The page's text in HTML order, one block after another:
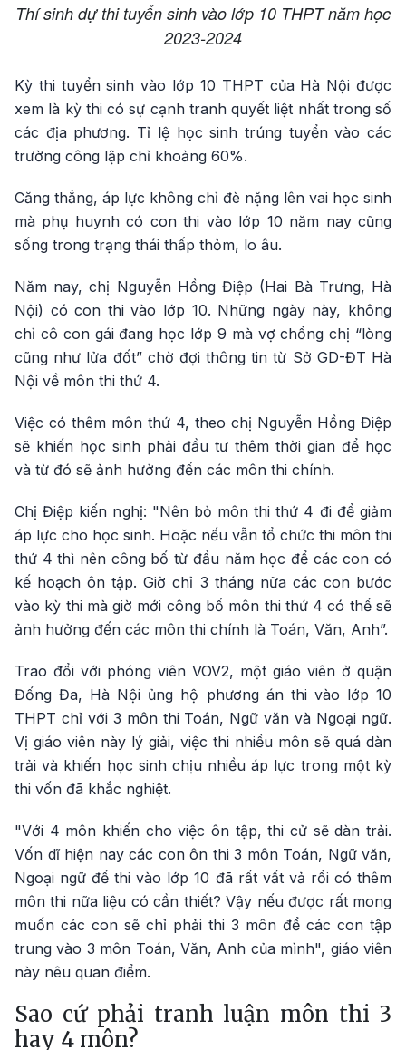
Thí sinh dự thi tuyển sinh vào lớp 10 THPT năm học
2023-2024
Kỳ thi tuyển sinh vào lớp 10 THPT của Hà Nội được
xem là kỳ thi có sự cạnh tranh quyết liệt nhất trong số
các địa phương. Tỉ lệ học sinh trúng tuyển vào các
trường công lập chỉ khoảng 60%.
Căng thẳng, áp lực không chỉ đè nặng lên vai học sinh
mà phụ huynh có con thi vào lớp 10 năm nay cũng
sống trong trạng thái thấp thỏm, lo âu.
Năm nay, chị Nguyễn Hồng Điệp (Hai Bà Trưng, Hà
Nội) có con thi vào lớp 10. Những ngày này, không
chỉ cô con gái đang học lớp 9 mà vợ chồng chị “lòng
cũng như lửa đốt” chờ đợi thông tin từ Sở GD-ĐT Hà
Nội về môn thi thứ 4.
Việc có thêm môn thứ 4, theo chị Nguyễn Hồng Điệp
sẽ khiến học sinh phải đầu tư thêm thời gian để học
và từ đó sẽ ảnh hưởng đến các môn thi chính.
Chị Điệp kiến nghị: "Nên bỏ môn thi thứ 4 đi để giảm
áp lực cho học sinh. Hoặc nếu vẫn tổ chức thi môn thi
thứ 4 thì nên công bố từ đầu năm học để các con có
kế hoạch ôn tập. Giờ chỉ 3 tháng nữa các con bước
vào kỳ thi mà giờ mới công bố môn thi thứ 4 có thể sẽ
ảnh hưởng đến các môn thi chính là Toán, Văn, Anh”.
Trao đổi với phóng viên VOV2, một giáo viên ở quận
Đống Đa, Hà Nội ủng hộ phương án thi vào lớp 10
THPT chỉ với 3 môn thi Toán, Ngữ văn và Ngoại ngữ.
Vị giáo viên này lý giải, việc thi nhiều môn sẽ quá dàn
trải và khiến học sinh chịu nhiều áp lực trong một kỳ
thi vốn đã khắc nghiệt.
"Với 4 môn khiến cho việc ôn tập, thi cử sẽ dàn trải.
Vốn dĩ hiện nay các con ôn thi 3 môn Toán, Ngữ văn,
Ngoại ngữ để thi vào lớp 10 đã rất vất vả rồi có thêm
môn thi nữa liệu có cần thiết? Vậy nếu được rất mong
muốn các con sẽ chỉ phải thi 3 môn để các con tập
trung vào 3 môn Toán, Văn, Anh của mình", giáo viên
này nêu quan điểm.
Sao cứ phải tranh luận môn thi 3
hay 4 môn?